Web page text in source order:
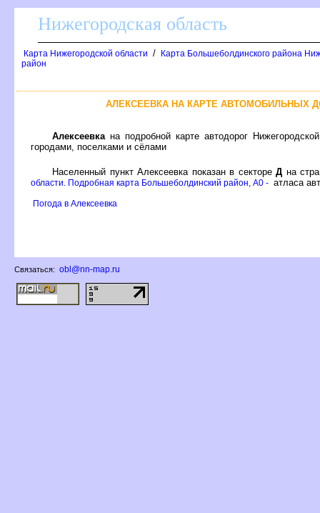
Нижегородская область
Карта Нижегородской области /
Карта Большеболдинского района
район
АЛЕКСЕЕВКА НА КАРТЕ АВТОМОБИЛЬНЫХ
Алексеевка на подробной карте автодорог
ородами, поселками и сёлами
Населенный пункт Алексеевка показан в секторе Д на
области. Подробная карта Большеболдинский район, A0 - атласа
Погода в Алексеевка
Связаться: obl@nn-map.ru